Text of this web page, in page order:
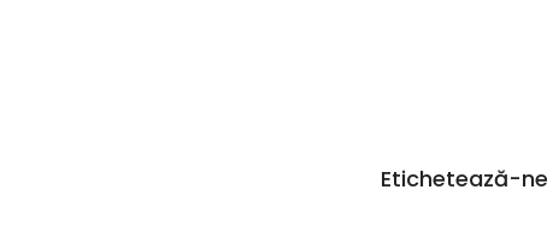
Etichetează-